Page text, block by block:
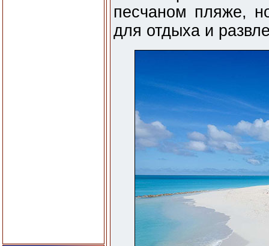
песчаном пляже,
для отдыха и